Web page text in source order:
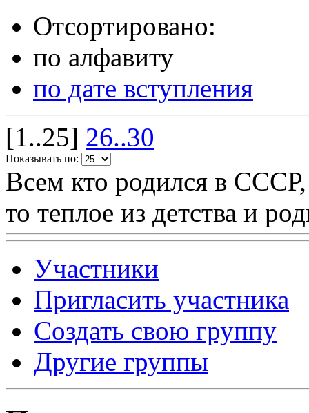
Отсортировано:
по алфавиту
по дате вступления
[1..25] 26..30
Показывать по:
Всем кто родился в
то теплое из детства и
Участники
Пригласить участника
Создать свою группу
Другие группы